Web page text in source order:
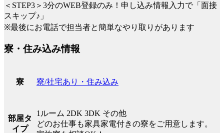
＜STEP3＞3分のWEB登録のみ！申し込み情報入力で「面接
スキップ♪」
※最後にお電話で担当者と簡単なやり取りがあります
寮・住み込み情報
寮 寮/社宅あり・住み込み
部屋タ
イプ
1ルーム 2DK 3DK その他
どのお仕事も家具家電付きの寮をご用意します。